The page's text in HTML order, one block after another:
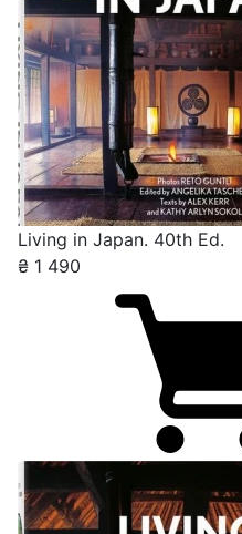
Living in Japan. 40th Ed.
₴ 1 490